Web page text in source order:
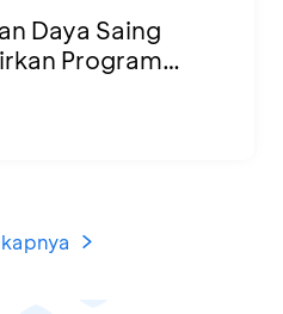
Daya Saing
Program